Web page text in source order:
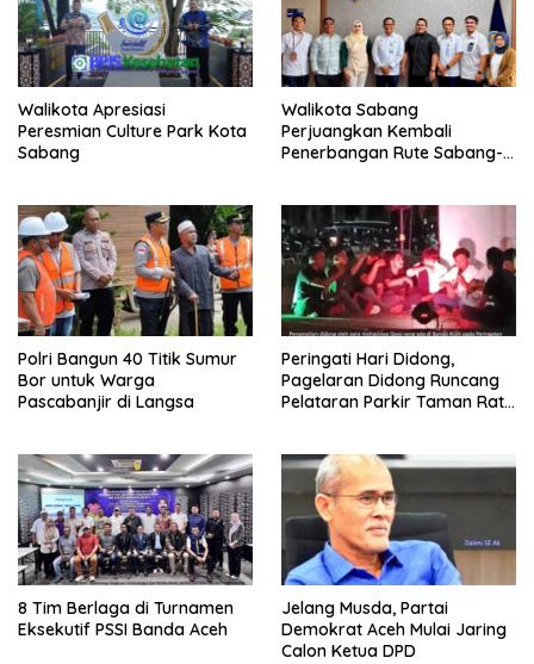
Walikota Apresiasi
Peresmian Culture Park Kota
Sabang
Walikota Sabang
Perjuangkan Kembali
Penerbangan Rute Sabang-
Polri Bangun 40 Titik Sumur
Bor untuk Warga
Pascabanjir di Langsa
Peringati Hari Didong,
Pagelaran Didong Runcang
Pelataran Parkir Taman Ratu
8 Tim Berlaga di Turnamen
Eksekutif PSSI Banda Aceh
Jelang Musda, Partai
Demokrat Aceh Mulai Jaring
Calon Ketua DPD